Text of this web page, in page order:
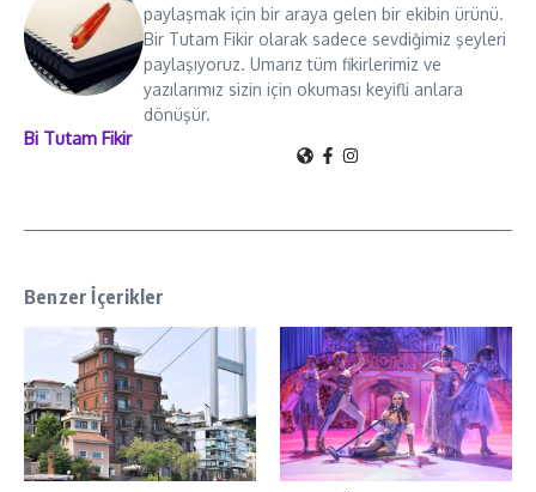
Bi Tutam Fikir
paylaşmak için bir araya gelen bir ekibin ürünü.
Bir Tutam Fikir olarak sadece sevdiğimiz şeyleri
paylaşıyoruz. Umarız tüm fikirlerimiz ve
yazılarımız sizin için okuması keyifli anlara
dönüşür.
Benzer İçerikler